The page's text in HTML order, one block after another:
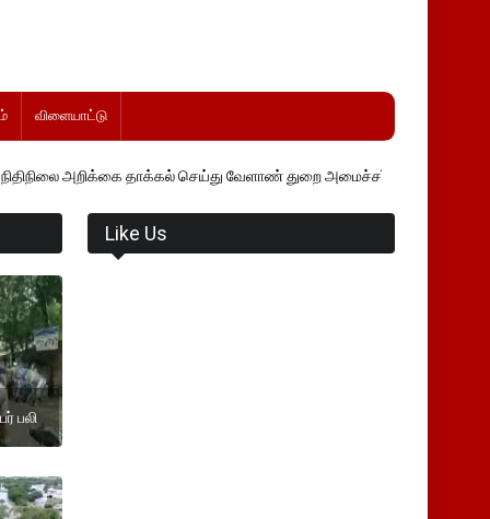
விளையாட்டு
தாக்கல் செய்து வேளாண் துறை அமைச்சர் வினோத் வாசித்து வருகிறார்.
பலி
Like Us